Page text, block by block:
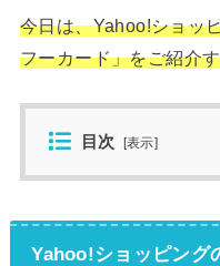
今日は、Yahoo!ショッ
フーカード」をご紹介
目次 [表示]
Yahoo!ショッピング